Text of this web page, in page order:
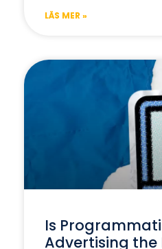
LÄS MER »
Is
Advertising the